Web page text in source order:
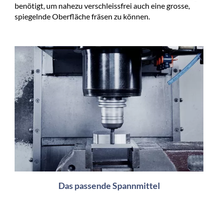
benötigt, um nahezu verschleissfrei auch eine grosse,
spiegelnde Oberfläche fräsen zu können.
Das passende Spannmittel